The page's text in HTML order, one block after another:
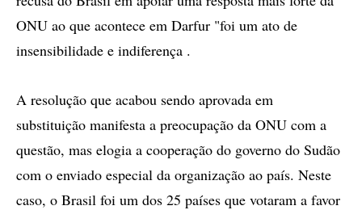
ONU ao que acontece em Darfur "foi um ato de
insensibilidade e indiferença .
A resolução que acabou sendo aprovada em
substituição manifesta a preocupação da ONU com a
questão, mas elogia a cooperação do governo do Sudão
com o enviado especial da organização ao país. Neste
caso, o Brasil foi um dos 25 países que votaram a favor